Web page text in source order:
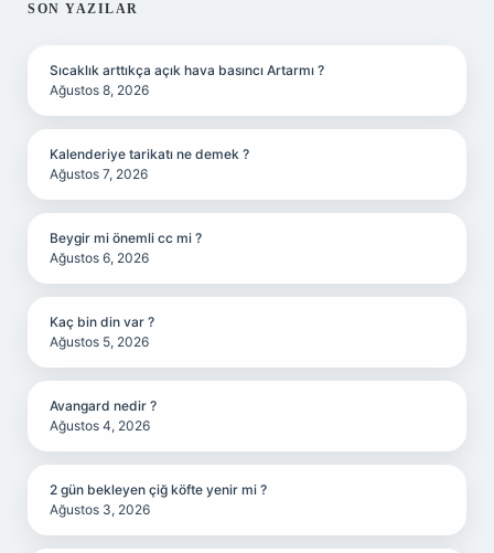
SIDEBAR
SON YAZILAR
Sıcaklık arttıkça açık hava basıncı Artarmı ?
Ağustos 8, 2026
Kalenderiye tarikatı ne demek ?
Ağustos 7, 2026
Beygir mi önemli cc mi ?
Ağustos 6, 2026
Kaç bin din var ?
Ağustos 5, 2026
Avangard nedir ?
Ağustos 4, 2026
2 gün bekleyen çiğ köfte yenir mi ?
Ağustos 3, 2026